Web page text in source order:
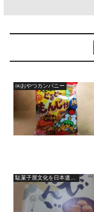
㈱おやつカンパニー